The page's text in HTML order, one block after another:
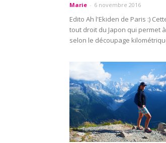
Marie - 6 novembre 2016
Edito Ah l'Ekiden de Paris :)
tout droit du Japon qui permet
selon le découpage